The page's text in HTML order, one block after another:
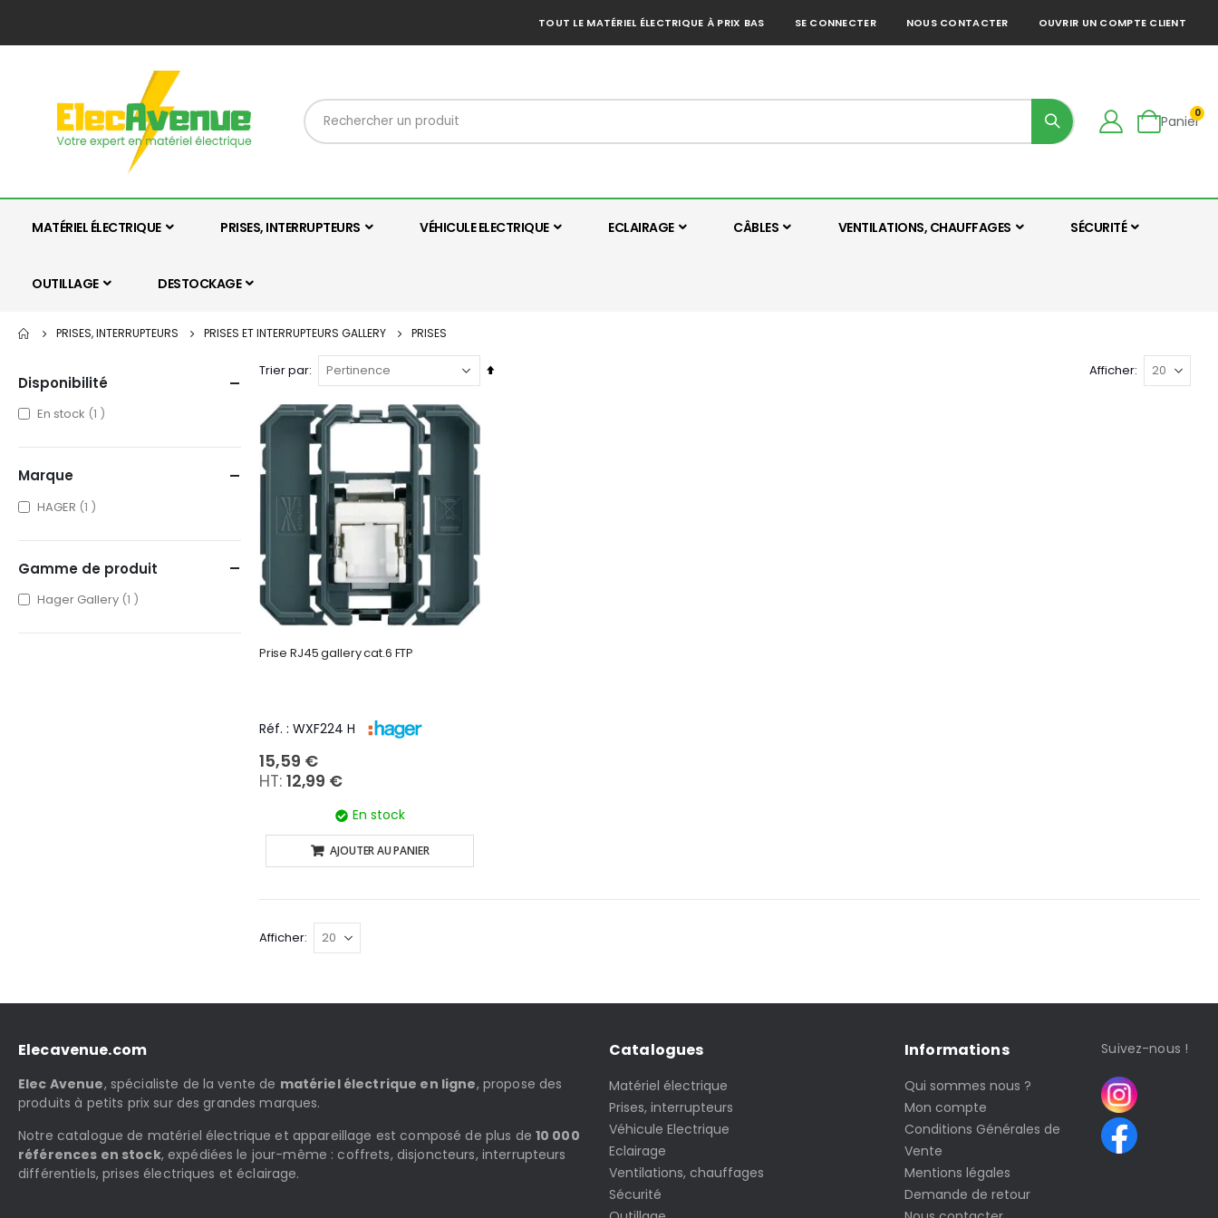
TOUT LE MATÉRIEL ÉLECTRIQUE À PRIX BAS SE CONNECTER NOUS CONTACTER OUVRIR UN COMPTE CLIENT
Panier
0
MATÉRIEL ÉLECTRIQUE PRISES, INTERRUPTEURS VÉHICULE ELECTRIQUE ECLAIRAGE CÂBLES VENTILATIONS, CHAUFFAGES SÉCURITÉ
OUTILLAGE DESTOCKAGE
PRISES, INTERRUPTEURS PRISES ET INTERRUPTEURS GALLERY PRISES
Trier par
Par
Afficher
Prise RJ45 gallery cat.6 FTP
Réf. : WXF224 H
15,59 €
12,99 €
En stock
AJOUTER AU PANIER
Afficher
Disponibilité
En stock 1 item
Marque
HAGER 1 item
Gamme de produit
Hager Gallery 1 item
Elecavenue.com
Elec Avenue, spécialiste de la vente de matériel électrique en ligne, propose des
produits à petits prix sur des grandes marques.
Notre catalogue de matériel électrique et appareillage est composé de plus de 10 000
références en stock, expédiées le jour-même : coffrets, disjoncteurs, interrupteurs
différentiels, prises électriques et éclairage.
Catalogues
Matériel électrique
Prises, interrupteurs
Véhicule Electrique
Eclairage
Ventilations, chauffages
Sécurité
Informations
Qui sommes nous ?
Mon compte
Conditions Générales de
Vente
Mentions légales
Demande de retour
Suivez-nous !